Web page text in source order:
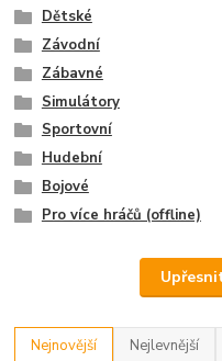
Dětské
Závodní
Zábavné
Simulátory
Sportovní
Hudební
Bojové
Pro více hráčů (offline)
Nejnovější Nejlevnější